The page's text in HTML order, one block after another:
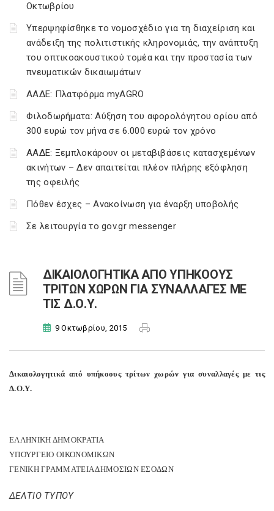
Οκτωβρίου
Υπερψηφίσθηκε το νομοσχέδιο για τη διαχείριση και
ανάδειξη της πολιτιστικής κληρονομιάς, την ανάπτυξη
του οπτικοακουστικού τομέα και την προστασία των
πνευματικών δικαιωμάτων
ΑΑΔΕ: Πλατφόρμα myAGRO
Φιλοδωρήματα: Αύξηση του αφορολόγητου ορίου από
300 ευρώ τον μήνα σε 6.000 ευρώ τον χρόνο
ΑΑΔΕ: Ξεμπλοκάρουν οι μεταβιβάσεις κατασχεμένων
ακινήτων – Δεν απαιτείται πλέον πλήρης εξόφληση
της οφειλής
Πόθεν έσχες – Ανακοίνωση για έναρξη υποβολής
Σε λειτουργία το gov.gr messenger
ΔΙΚΑΙΟΛΟΓΗΤΙΚΑ ΑΠΟ ΥΠΗΚΟΟΥΣ
ΤΡΙΤΩΝ ΧΩΡΩΝ ΓΙΑ ΣΥΝΑΛΛΑΓΕΣ ΜΕ
ΤΙΣ Δ.Ο.Υ.
9 Οκτωβρίου, 2015
Δικαιολογητικά από υπήκοους τρίτων χωρών για συναλλαγές με τις
Δ.Ο.Υ.
ΕΛΛΗΝΙΚΗ ΔΗΜΟΚΡΑΤΙΑ
ΥΠΟΥΡΓΕΙΟ ΟΙΚΟΝΟΜΙΚΩΝ
ΓΕΝΙΚΗ ΓΡΑΜΜΑΤΕΙΑ ΔΗΜΟΣΙΩΝ ΕΣΟΔΩΝ
ΔΕΛΤΙΟ ΤΥΠΟΥ